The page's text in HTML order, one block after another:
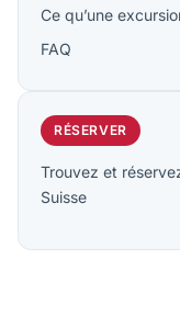
Ce qu’une
FAQ
RÉSERVER
Trouvez et
Suisse